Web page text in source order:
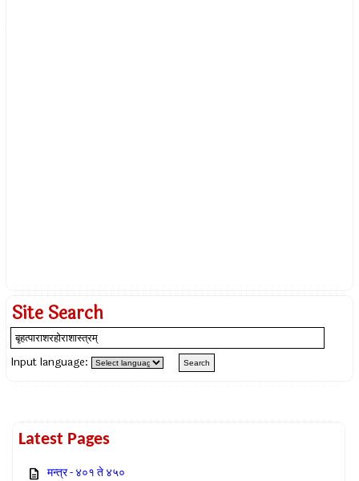
Site Search
Input language:
Latest Pages
मन्त्र - ४०१ ते ४५०